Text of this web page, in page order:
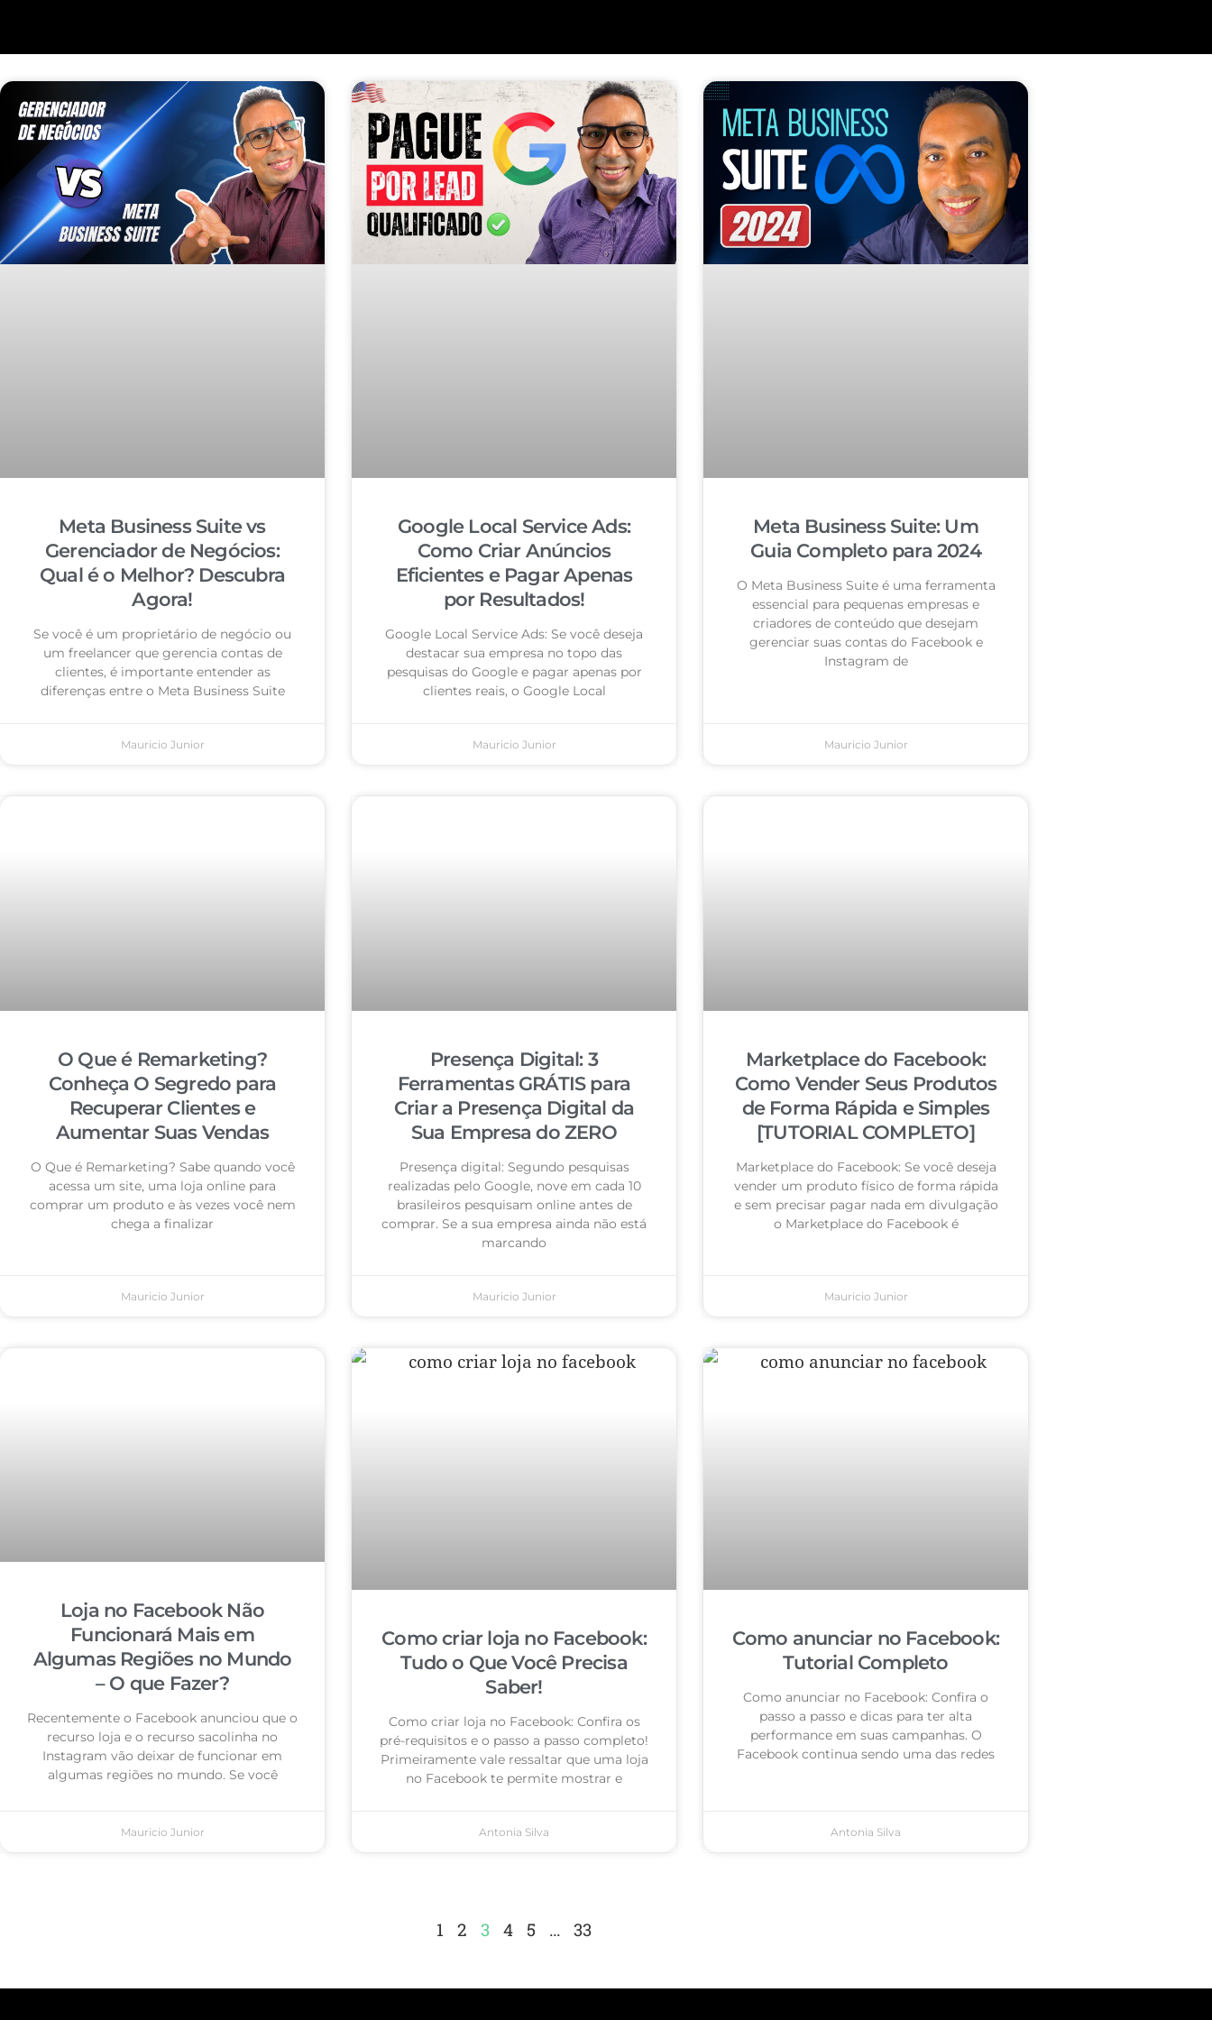
Meta Business Suite vs
Gerenciador de Negócios:
Qual é o Melhor? Descubra
Agora!
Se você é um proprietário de negócio ou
um freelancer que gerencia contas de
clientes, é importante entender as
diferenças entre o Meta Business Suite
Mauricio Junior
Google Local Service Ads:
Como Criar Anúncios
Eficientes e Pagar Apenas
por Resultados!
Google Local Service Ads: Se você deseja
destacar sua empresa no topo das
pesquisas do Google e pagar apenas por
clientes reais, o Google Local
Mauricio Junior
Meta Business Suite: Um
Guia Completo para 2024
O Meta Business Suite é uma ferramenta
essencial para pequenas empresas e
criadores de conteúdo que desejam
gerenciar suas contas do Facebook e
Instagram de
Mauricio Junior
O Que é Remarketing?
Conheça O Segredo para
Recuperar Clientes e
Aumentar Suas Vendas
O Que é Remarketing? Sabe quando você
acessa um site, uma loja online para
comprar um produto e às vezes você nem
chega a finalizar
Mauricio Junior
Presença Digital: 3
Ferramentas GRÁTIS para
Criar a Presença Digital da
Sua Empresa do ZERO
Presença digital: Segundo pesquisas
realizadas pelo Google, nove em cada 10
brasileiros pesquisam online antes de
comprar. Se a sua empresa ainda não está
marcando
Mauricio Junior
Marketplace do Facebook:
Como Vender Seus Produtos
de Forma Rápida e Simples
[TUTORIAL COMPLETO]
Marketplace do Facebook: Se você deseja
vender um produto físico de forma rápida
e sem precisar pagar nada em divulgação
o Marketplace do Facebook é
Mauricio Junior
Loja no Facebook Não
Funcionará Mais em
Algumas Regiões no Mundo
– O que Fazer?
Recentemente o Facebook anunciou que o
recurso loja e o recurso sacolinha no
Instagram vão deixar de funcionar em
algumas regiões no mundo. Se você
Mauricio Junior
Como criar loja no Facebook:
Tudo o Que Você Precisa
Saber!
Como criar loja no Facebook: Confira os
pré-requisitos e o passo a passo completo!
Primeiramente vale ressaltar que uma loja
no Facebook te permite mostrar e
Antonia Silva
Como anunciar no Facebook:
Tutorial Completo
Como anunciar no Facebook: Confira o
passo a passo e dicas para ter alta
performance em suas campanhas. O
Facebook continua sendo uma das redes
Antonia Silva
1 2 3 4 5 … 33